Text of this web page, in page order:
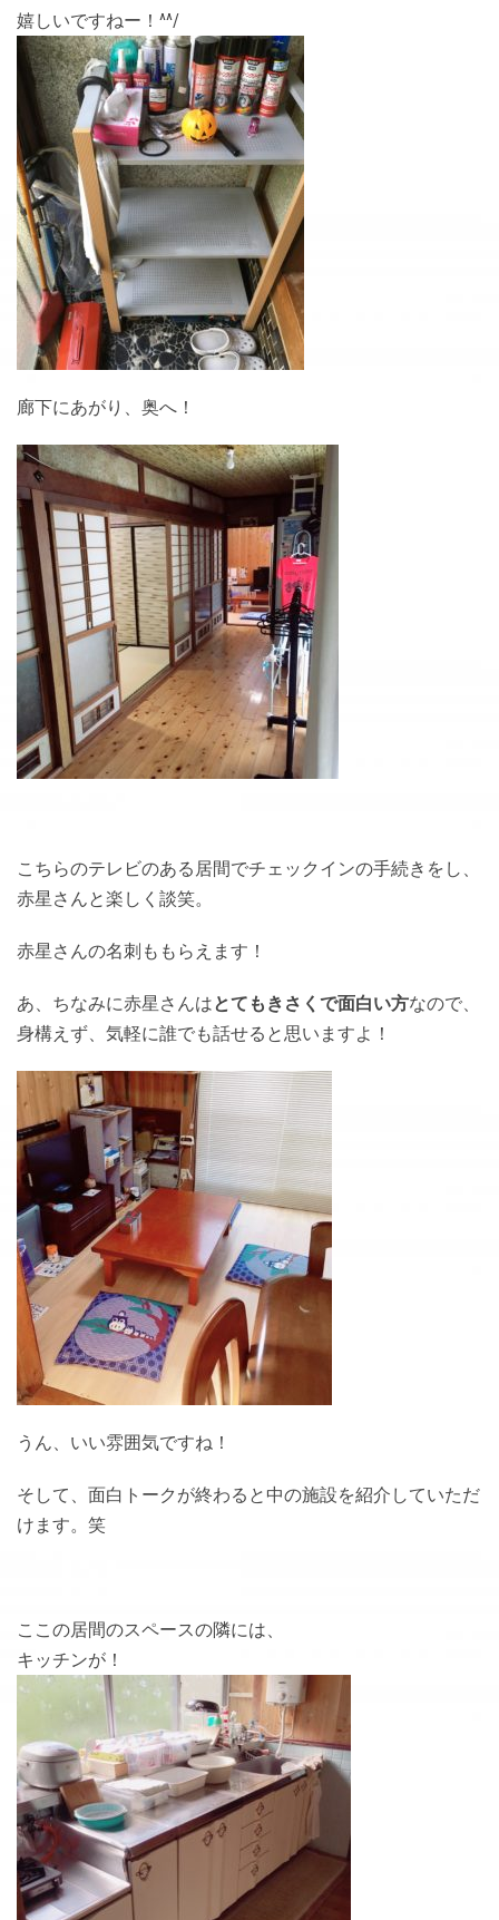
嬉しいですねー！^^/
廊下にあがり、奥へ！
こちらのテレビのある居間でチェックインの手続きをし、
赤星さんと楽しく談笑。
赤星さんの名刺ももらえます！
あ、ちなみに赤星さんはとてもきさくで面白い方なので、
身構えず、気軽に誰でも話せると思いますよ！
うん、いい雰囲気ですね！
そして、面白トークが終わると中の施設を紹介していただ
けます。笑
ここの居間のスペースの隣には、
キッチンが！